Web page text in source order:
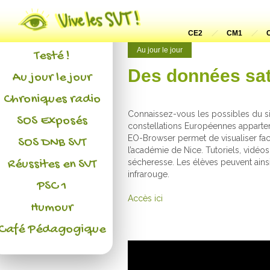
CE2 CM1
Au jour le jour
Des données
Connaissez-vous les possibles du
constellations Européennes
EO-Browser permet de visualiser
l’académie de Nice. Tutoriels,
sécheresse. Les élèves peuvent
infrarouge.
Accès ici
Actualités
L'association
Testé !
Au jour le jour
Chroniques radio
SOS Exposés
SOS DNB SVT
Réussites en SVT
PSC 1
Humour
Pédagogique